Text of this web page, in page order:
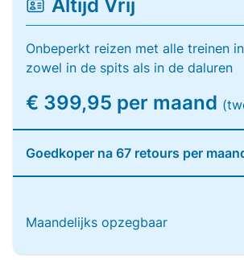
Altijd Vrij
Onbeperkt reizen met alle treinen
zowel in de spits als in de daluren
€ 399,95 per maand
Goedkoper na 67 retours per
Maandelijks opzegbaar